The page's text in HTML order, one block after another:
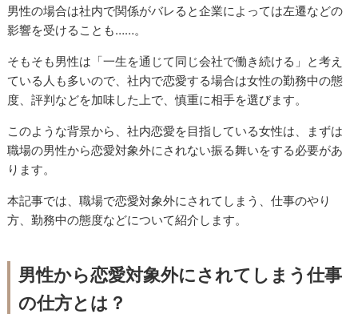
男性の場合は社内で関係がバレると企業によっては左遷などの
影響を受けることも……。
そもそも男性は「一生を通じて同じ会社で働き続ける」と考え
ている人も多いので、社内で恋愛する場合は女性の勤務中の態
度、評判などを加味した上で、慎重に相手を選びます。
このような背景から、社内恋愛を目指している女性は、まずは
職場の男性から恋愛対象外にされない振る舞いをする必要があ
ります。
本記事では、職場で恋愛対象外にされてしまう、仕事のやり
方、勤務中の態度などについて紹介します。
男性から恋愛対象外にされてしまう仕事
の仕方とは？